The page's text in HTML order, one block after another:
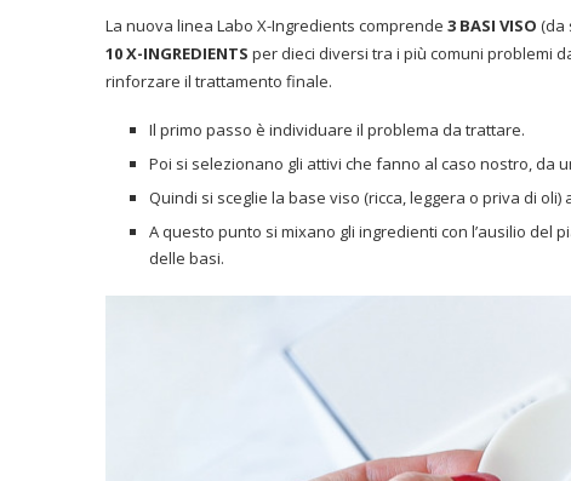
La nuova linea Labo X-Ingredients comprende 3 BASI VISO (da
10 X-INGREDIENTS per dieci diversi tra i più comuni problemi
rinforzare il trattamento finale.
Il primo passo è individuare il problema da trattare.
Poi si selezionano gli attivi che fanno al caso nostro, da
Quindi si sceglie la base viso (ricca, leggera o priva di
A questo punto si mixano gli ingredienti con l’ausilio
delle basi.